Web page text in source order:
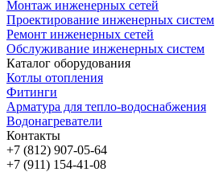
Монтаж инженерных сетей
Проектирование инженерных систем
Ремонт инженерных сетей
Обслуживание инженерных систем
Каталог оборудования
Котлы отопления
Фитинги
Арматура для тепло-водоснабжения
Водонагреватели
Контакты
+7 (812) 907-05-64
+7 (911) 154-41-08